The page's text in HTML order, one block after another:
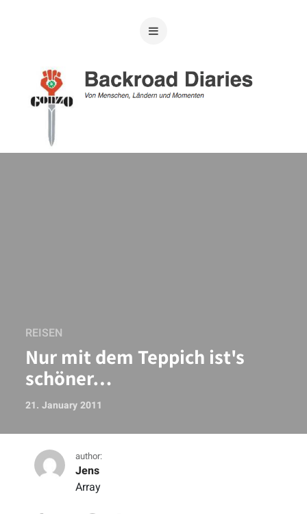
REISEN
Nur mit dem Teppich ist's
schöner…
21. January 2011
author:
Jens
Array